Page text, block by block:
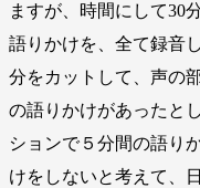
ますが、時間にして30
語りかけを、全て録音
分をカットして、声の
の語りかけがあったと
ションで５分間の語り
けをしないと考えて、